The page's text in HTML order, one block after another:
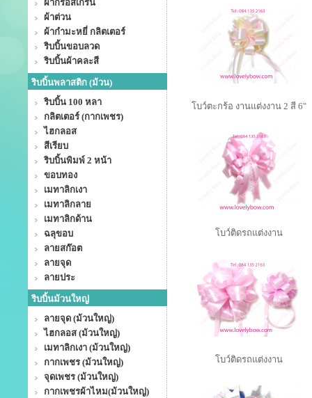
ผ้ากรอสเกรน
ผ้าต่วน
ผ้ากำมะหยี่ กลิตเตอร์
ริบบิ้นขอบลวด
ริบบิ้นผ้าคละสี
ริบบิ้นพลาสติก (ม้วน)
ริบบิ้น 100 หลา
กลิตเตอร์ (กากเพชร)
ไฮกลอส
สีเรียบ
ริบบิ้นพิมพ์ 2 หน้า
ขอบทอง
เมทาลิกเงา
เมทาลิกลาย
เมทาลิกด้าน
ฉลุขอบ
ลายสก๊อต
ลายจุด
ลายประ
ริบบิ้นม้วนใหญ่
ลายจุด (ม้วนใหญ่)
ไฮกลอส (ม้วนใหญ่)
เมทาลิกเงา (ม้วนใหญ่)
กากเพชร (ม้วนใหญ่)
จุดเพชร (ม้วนใหญ่)
กากเพชรผ้าไหม(ม้วนใหญ่)
โบว์ตะกร้อ งานแต่งงาน 2 สี 6"
โบว์ติดรถแต่งงาน
โบว์ติดรถแต่งงาน